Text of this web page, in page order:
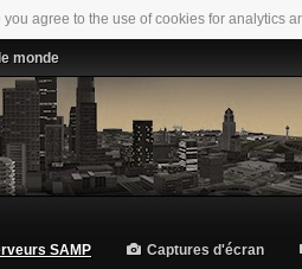
you agree to the use of cookies for analytics
monde
SAMP Captures d'écran